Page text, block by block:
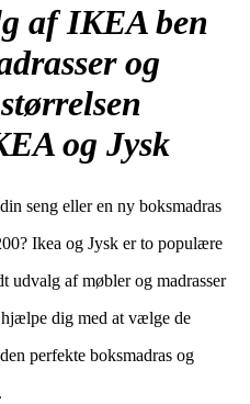
af IKEA ben
og
og Jysk
seng eller en ny boksmadras
Ikea og Jysk er to populære
udvalg af møbler og madrasser
dig med at vælge de
perfekte boksmadras og